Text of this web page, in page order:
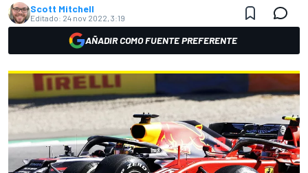
Scott Mitchell
Editado: 24 nov 2022, 3:19
AÑADIR COMO FUENTE PREFERENTE